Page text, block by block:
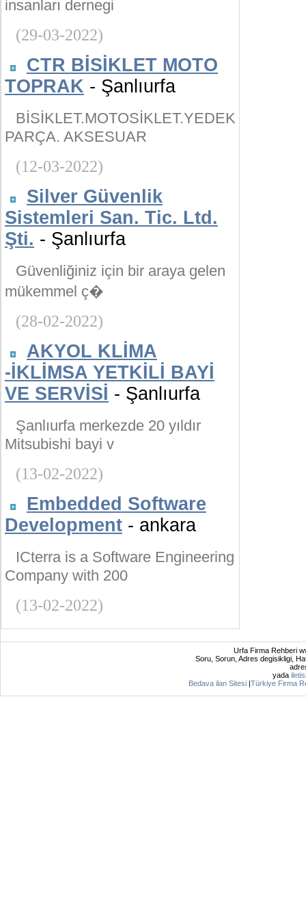
insanları dernegi
(29-03-2022)
CTR BİSİKLET MOTO
TOPRAK - Şanlıurfa
BİSİKLET.MOTOSİKLET.YEDEK
PARÇA. AKSESUAR
(12-03-2022)
Silver Güvenlik
Sistemleri San. Tic. Ltd.
Şti. - Şanlıurfa
Güvenliğiniz için bir araya gelen
mükemmel ç�
(28-02-2022)
AKYOL KLİMA
-İKLİMSA YETKİLİ BAYİ
VE SERVİSİ - Şanlıurfa
Şanlıurfa merkezde 20 yıldır
Mitsubishi bayi v
(13-02-2022)
Embedded Software
Development - ankara
ICterra is a Software Engineering
Company with 200
(13-02-2022)
Urfa Firma Rehberi
Soru, Sorun, Adres degisikligi,
yada
Bedava ilan Sitesi |Türkiye Firma